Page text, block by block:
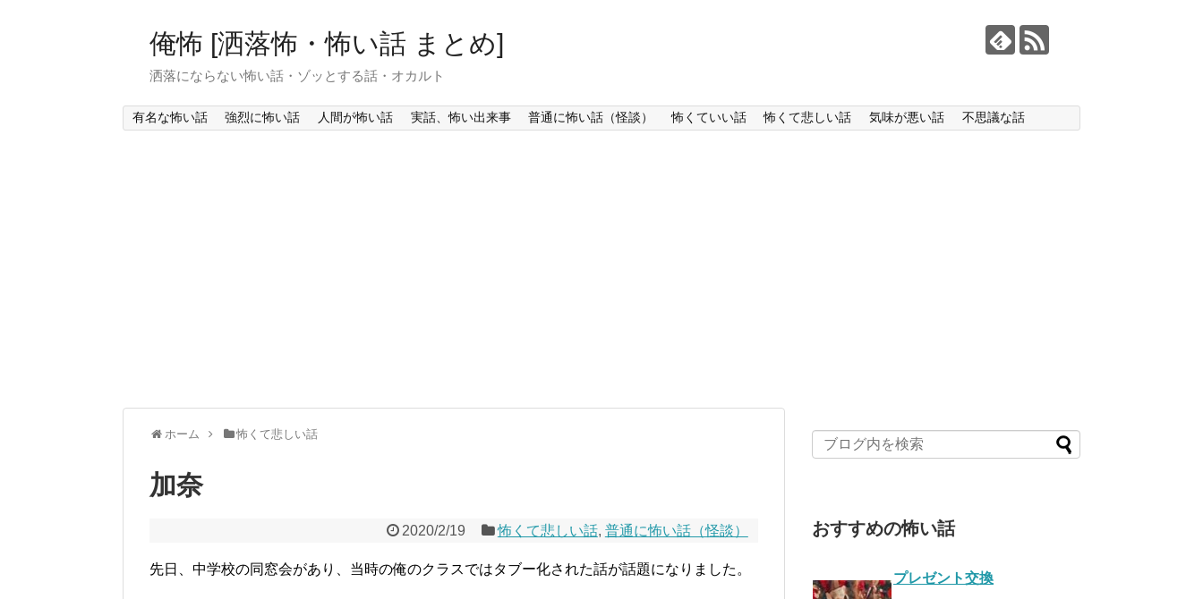
俺怖 [洒落怖・怖い話 まとめ]
洒落にならない怖い話・ゾッとする話・オカルト
有名な怖い話 強烈に怖い話 人間が怖い話 実話、怖い出来事 普通に怖い話（怪談） 怖くていい話 怖くて悲しい話 気味が悪い話 不思議な話
ホーム 怖くて悲しい話
加奈
2020/2/19 怖くて悲しい話, 普通に怖い話（怪談）
先日、中学校の同窓会があり、当時の俺のクラスではタブー化された話が話題になりました。
おすすめの怖い話
プレゼント交換